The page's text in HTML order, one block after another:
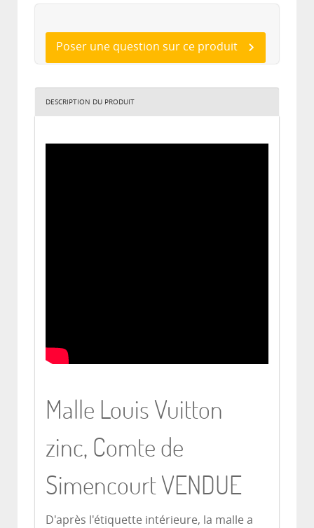
Poser une question sur ce produit
DESCRIPTION DU PRODUIT
Malle Louis Vuitton
zinc, Comte de
Simencourt VENDUE
D'après l'étiquette intérieure, la malle a